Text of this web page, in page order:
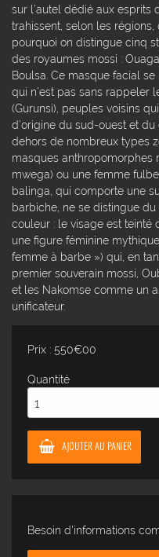
sur l’autel dédié aux esprits
trahissent, selon les régions,
pourquoi on distingue cinq
des royaumes mossi :
Boulsa. Ce masque facial
qui n’est pas sans rappeler
(Gurunsi), peuples voisins
d’origine du sud-ouest et
dehors de nombreux types
masques anthropomorphes
mwega) ou une femme
balinga, qui comporte une
barbiche, ne se distingue
couleur : le visage est teinté
une figure féminine
femme à barbe ») qui, en
premier souverain mossi,
et les Nakomse comme un
unificateur.
Prix : 550€00
Quantité
AJOUTER AU PANIER
Besoin d'informations